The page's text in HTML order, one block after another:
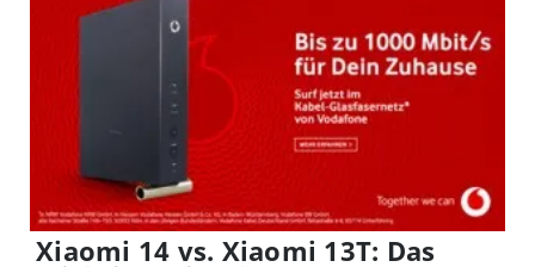
Xiaomi 14 vs. Xiaomi 13T: Das